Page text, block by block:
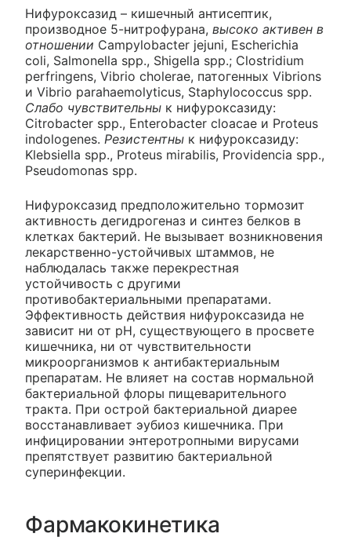
Нифуроксазид – кишечный антисептик,
производное 5-нитрофурана, высоко активен в
отношении Campylobacter jejuni, Escherichia
coli, Salmonella spp., Shigella spp.; Clostridium
perfringens, Vibrio cholerae, патогенных Vibrions
и Vibrio parahaemolyticus, Staphylococcus spp.
Слабо чувствительны к нифуроксазиду:
Citrobacter spp., Enterobacter cloacae и Proteus
indologenes. Резистентны к нифуроксазиду:
Klebsiella spp., Proteus mirabilis, Providencia spp.,
Pseudomonas spp.
Нифуроксазид предположительно тормозит
активность дегидрогеназ и синтез белков в
клетках бактерий. Не вызывает возникновения
лекарственно-устойчивых штаммов, не
наблюдалась также перекрестная
устойчивость с другими
противобактериальными препаратами.
Эффективность действия нифуроксазида не
зависит ни от pH, существующего в просвете
кишечника, ни от чувствительности
микроорганизмов к антибактериальным
препаратам. Не влияет на состав нормальной
бактериальной флоры пищеварительного
тракта. При острой бактериальной диарее
восстанавливает эубиоз кишечника. При
инфицировании энтеротропными вирусами
препятствует развитию бактериальной
суперинфекции.
Фармакокинетика